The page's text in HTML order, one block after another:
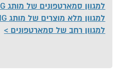
למגוון סמארטפונים של מותג SAMSUNG
למגוון מלא מוצרים של מותג SAMSUNG
למגוון רחב של סמארטפונים